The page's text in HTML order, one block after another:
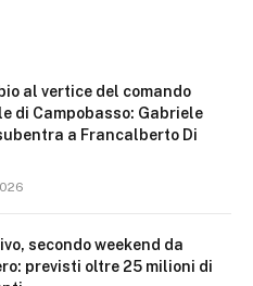
al vertice del comando
di Campobasso: Gabriele
a Francalberto Di
secondo weekend da
previsti oltre 25 milioni di